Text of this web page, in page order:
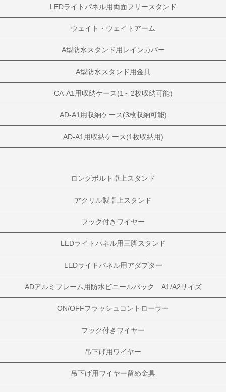
LEDライトパネル用両面フリースタンド
ウェイト・ウェイトアーム
A型防水スタンド用レインカバー
A型防水スタンド用金具
CA-A1用収納ケース(1～2枚収納可能)
AD-A1用収納ケース(3枚収納可能)
AD-A1用収納ケース(1枚収納用)
ロングボルト卓上スタンド
アクリル製卓上スタンド
フック付きワイヤー
LEDライトパネル用三脚スタンド
LEDライトパネル用アダプター
ADアルミフレーム用防水ビニールパック A1/A2サイズ
ON/OFFフラッシュコントローラー
フック付きワイヤー
吊下げ用ワイヤー
吊下げ用ワイヤー留め金具